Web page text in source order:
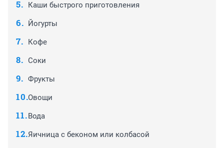
Каши быстрого приготовления
Йогурты
Кофе
Соки
Фрукты
Овощи
Вода
Яичница с беконом или колбасой